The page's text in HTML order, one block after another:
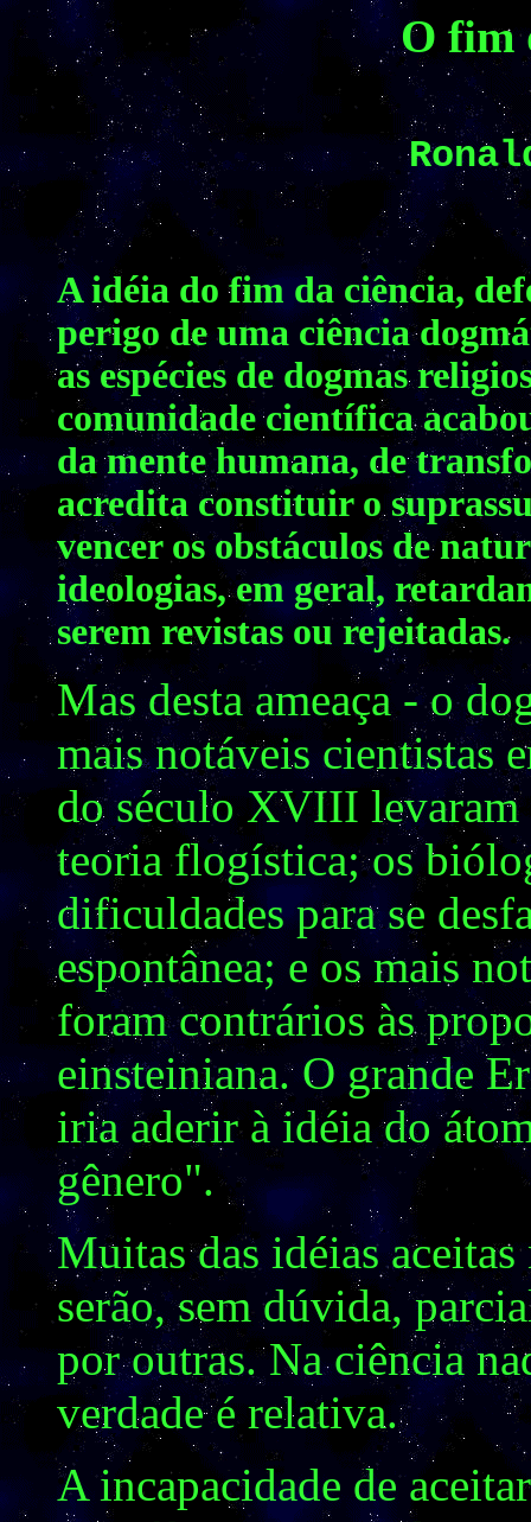
O fim
A idéia do fim da ciência,
perigo de uma ciência
as espécies de dogmas
comunidade científica
da mente humana, de
acredita constituir o
vencer os obstáculos de
ideologias, em geral,
serem revistas ou rejeitadas.
Mas desta ameaça - o
mais notáveis cientistas
do século XVIII levaram
teoria flogística; os
dificuldades para se
espontânea; e os mais
foram contrários às
einsteiniana. O grande
iria aderir à idéia do
gênero".
Muitas das idéias
serão, sem dúvida,
por outras. Na ciência
verdade é relativa.
A incapacidade de